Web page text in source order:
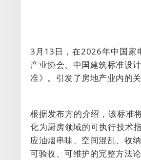
3 月 13日，在2026年中国家
产业协会、 中国建筑标准设
准》。引发了房地产业内的
根据发布方的介绍，该标准
化为厨房领域的可执行技术
应油烟串味、空间混乱、收
可验收、可维护的完整方法